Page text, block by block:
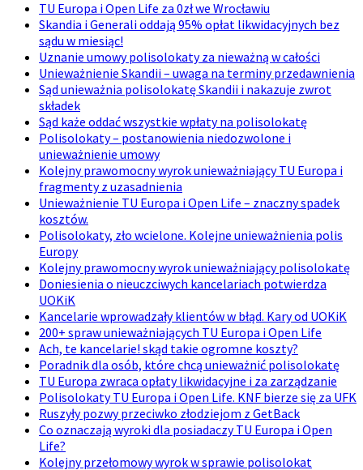
TU Europa i Open Life za 0zł we Wrocławiu
Skandia i Generali oddają 95% opłat likwidacyjnych bez
sądu w miesiąc!
Uznanie umowy polisolokaty za nieważną w całości
Unieważnienie Skandii – uwaga na terminy przedawnienia
Sąd unieważnia polisolokatę Skandii i nakazuje zwrot
składek
Sąd każe oddać wszystkie wpłaty na polisolokatę
Polisolokaty – postanowienia niedozwolone i
unieważnienie umowy
Kolejny prawomocny wyrok unieważniający TU Europa i
fragmenty z uzasadnienia
Unieważnienie TU Europa i Open Life – znaczny spadek
kosztów.
Polisolokaty, zło wcielone. Kolejne unieważnienia polis
Europy
Kolejny prawomocny wyrok unieważniający polisolokatę
Doniesienia o nieuczciwych kancelariach potwierdza
UOKiK
Kancelarie wprowadzały klientów w błąd. Kary od UOKiK
200+ spraw unieważniających TU Europa i Open Life
Ach, te kancelarie! skąd takie ogromne koszty?
Poradnik dla osób, które chcą unieważnić polisolokatę
TU Europa zwraca opłaty likwidacyjne i za zarządzanie
Polisolokaty TU Europa i Open Life. KNF bierze się za UFK
Ruszyły pozwy przeciwko złodziejom z GetBack
Co oznaczają wyroki dla posiadaczy TU Europa i Open
Life?
Kolejny przełomowy wyrok w sprawie polisolokat